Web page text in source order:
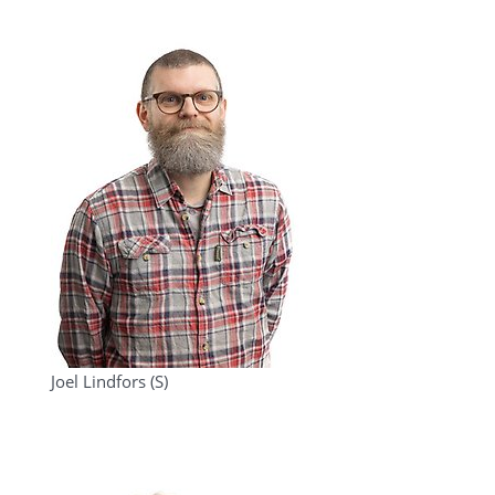
Joel Lindfors (S)